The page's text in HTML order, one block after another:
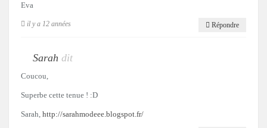
Eva
il y a 12 années Répondre
Sarah dit
Coucou,
Superbe cette tenue ! :D
Sarah, http://sarahmodeee.blogspot.fr/